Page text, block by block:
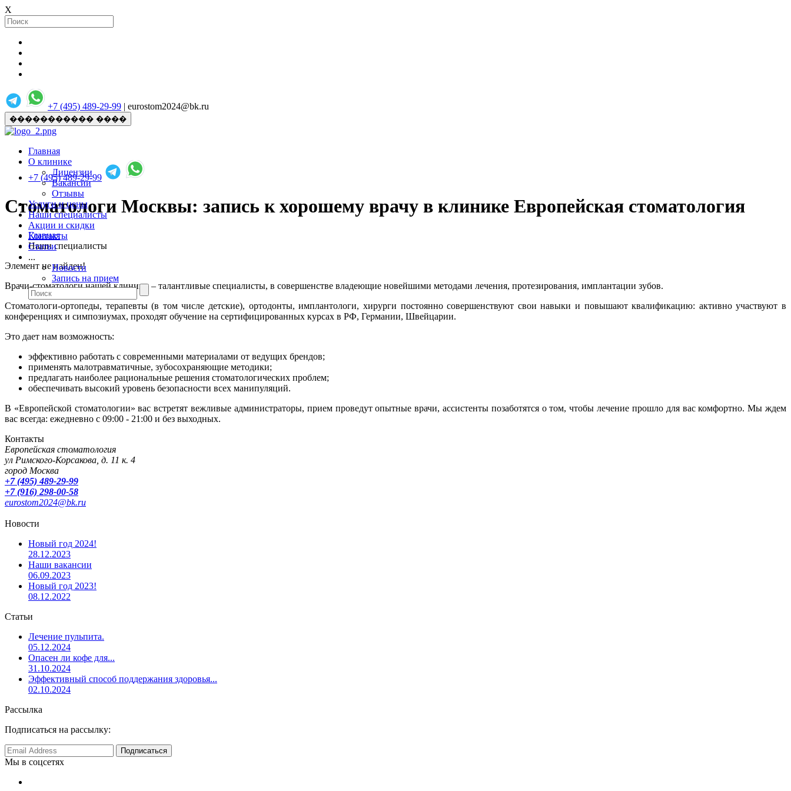
X
+7 (495) 489-29-99 | eurostom2024@bk.ru
����������� ����
Главная
О клинике
Лицензии
Вакансии
Отзывы
Услуги и цены
Наши специалисты
Акции и скидки
Контакты
Статьи
...
Новости
Запись на прием
+7 (495) 489-29-99
Стоматологи Москвы: запись к хорошему врачу в клинике Европейская стоматология
Главная
Наши специалисты
Элемент не найден!
Врачи-стоматологи нашей клиники – талантливые специалисты, в совершенстве владеющие новейшими методами лечения, протезирования, имплантации зубов.
Стоматологи-ортопеды, терапевты (в том числе детские), ортодонты, имплантологи, хирурги постоянно совершенствуют свои навыки и повышают квалификацию: активно участвуют в
конференциях и симпозиумах, проходят обучение на сертифицированных курсах в РФ, Германии, Швейцарии.
Это дает нам возможность:
эффективно работать с современными материалами от ведущих брендов;
применять малотравматичные, зубосохраняющие методики;
предлагать наиболее рациональные решения стоматологических проблем;
обеспечивать высокий уровень безопасности всех манипуляций.
В «Европейской стоматологии» вас встретят вежливые администраторы, прием проведут опытные врачи, ассистенты позаботятся о том, чтобы лечение прошло для вас комфортно. Мы ждем
вас всегда: ежедневно с 09:00 - 21:00 и без выходных.
Контакты
Европейская стоматология
ул Римского-Корсакова, д. 11 к. 4
город Москва
+7 (495) 489-29-99
+7 (916) 298-00-58
eurostom2024@bk.ru
Новости
Новый год 2024!
28.12.2023
Наши вакансии
06.09.2023
Новый год 2023!
08.12.2022
Статьи
Лечение пульпита.
05.12.2024
Опасен ли кофе для...
31.10.2024
Эффективный способ поддержания здоровья...
02.10.2024
Рассылка
Подписаться на рассылку:
Мы в соцсетях